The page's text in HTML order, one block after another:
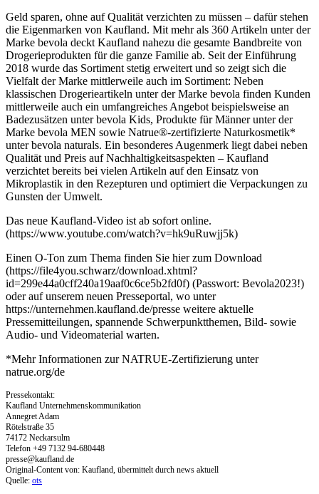
Geld sparen, ohne auf Qualität verzichten zu müssen – dafür stehen
die Eigenmarken von Kaufland. Mit mehr als 360 Artikeln unter der
Marke bevola deckt Kaufland nahezu die gesamte Bandbreite von
Drogerieprodukten für die ganze Familie ab. Seit der Einführung
2018 wurde das Sortiment stetig erweitert und so zeigt sich die
Vielfalt der Marke mittlerweile auch im Sortiment: Neben
klassischen Drogerieartikeln unter der Marke bevola finden Kunden
mittlerweile auch ein umfangreiches Angebot beispielsweise an
Badezusätzen unter bevola Kids, Produkte für Männer unter der
Marke bevola MEN sowie Natrue®-zertifizierte Naturkosmetik*
unter bevola naturals. Ein besonderes Augenmerk liegt dabei neben
Qualität und Preis auf Nachhaltigkeitsaspekten – Kaufland
verzichtet bereits bei vielen Artikeln auf den Einsatz von
Mikroplastik in den Rezepturen und optimiert die Verpackungen zu
Gunsten der Umwelt.
Das neue Kaufland-Video ist ab sofort online.
(https://www.youtube.com/watch?v=hk9uRuwjj5k)
Einen O-Ton zum Thema finden Sie hier zum Download
(https://file4you.schwarz/download.xhtml?
id=299e44a0cff240a19aaf0c6ce5b2fd0f) (Passwort: Bevola2023!)
oder auf unserem neuen Presseportal, wo unter
https://unternehmen.kaufland.de/presse weitere aktuelle
Pressemitteilungen, spannende Schwerpunktthemen, Bild- sowie
Audio- und Videomaterial warten.
*Mehr Informationen zur NATRUE-Zertifizierung unter
natrue.org/de
Pressekontakt:
Kaufland Unternehmenskommunikation
Annegret Adam
Rötelstraße 35
74172 Neckarsulm
Telefon +49 7132 94-680448
presse@kaufland.de
Original-Content von: Kaufland, übermittelt durch news aktuell
Quelle: ots